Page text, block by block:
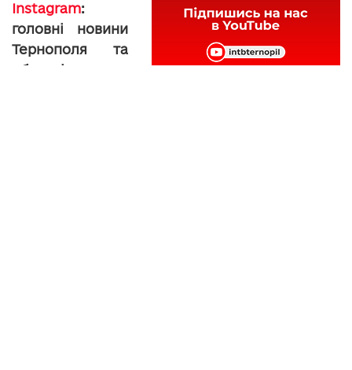
Instagram:
головні новини
Тернополя та
області.